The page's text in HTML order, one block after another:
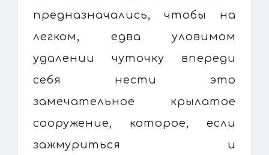
предназначались, чтобы на
легком, едва уловимом
удалении чуточку впереди
себя нести это
замечательное крылатое
сооружение, которое, если
зажмуриться и